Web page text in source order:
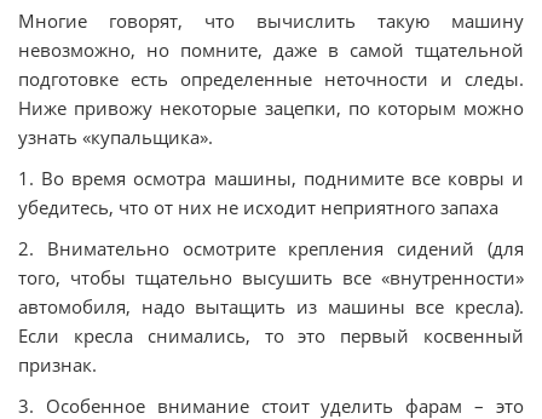
Многие говорят, что вычислить такую машину
невозможно, но помните, даже в самой тщательной
подготовке есть определенные неточности и следы.
Ниже привожу некоторые зацепки, по которым можно
узнать «купальщика».
1. Во время осмотра машины, поднимите все ковры и
убедитесь, что от них не исходит неприятного запаха
2. Внимательно осмотрите крепления сидений (для
того, чтобы тщательно высушить все «внутренности»
автомобиля, надо вытащить из машины все кресла).
Если кресла снимались, то это первый косвенный
признак.
3. Особенное внимание стоит уделить фарам – это